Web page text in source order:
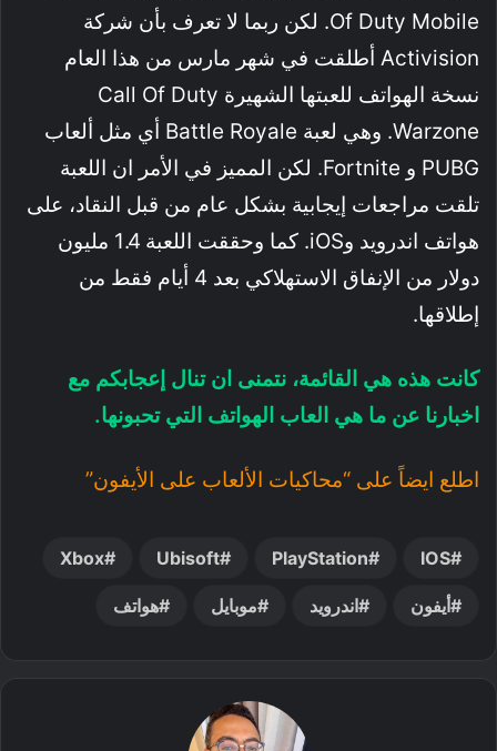
Of Duty Mobile. لكن ربما لا تعرف بأن شركة
Activision أطلقت في شهر مارس من هذا العام
نسخة الهواتف للعبتها الشهيرة Call Of Duty
Warzone. وهي لعبة Battle Royale أي مثل ألعاب
PUBG و Fortnite. لكن المميز في الأمر ان اللعبة
تلقت مراجعات إيجابية بشكل عام من قبل النقاد، على
هواتف اندرويد وiOS. كما وحققت اللعبة 1.4 مليون
دولار من الإنفاق الاستهلاكي بعد 4 أيام فقط من
إطلاقها.
كانت هذه هي القائمة، نتمنى ان تنال إعجابكم مع
اخبارنا عن ما هي العاب الهواتف التي تحبونها.
اطلع ايضاً على “محاكيات الألعاب على الأيفون”
IOS
PlayStation
Ubisoft
Xbox
أيفون اندرويد موبايل هواتف